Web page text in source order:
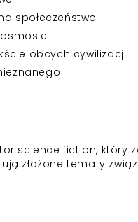
społeczeństwo
obcych cywilizacji
science fiction, który
złożone tematy